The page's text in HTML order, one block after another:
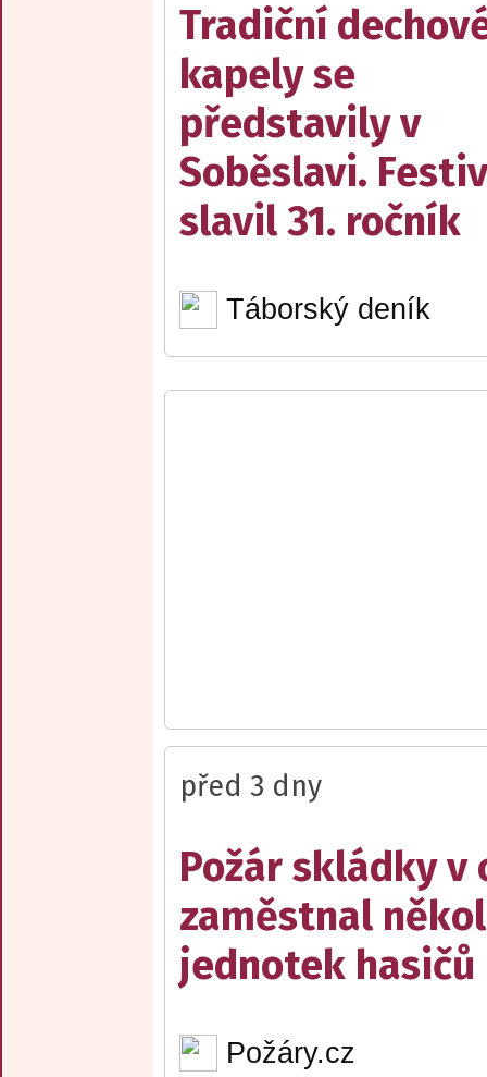
Tradiční
kapely se
představily v
Soběslavi.
slavil 31. ročník
Táborský deník
před 3 dny
Požár skládky v
zaměstnal
jednotek hasičů
Požáry.cz